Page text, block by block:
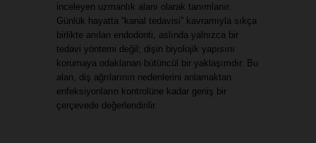
inceleyen uzmanlık alanı olarak tanımlanır.
Günlük hayatta “kanal tedavisi” kavramıyla sıkça
birlikte anılan endodonti, aslında yalnızca bir
tedavi yöntemi değil; dişin biyolojik yapısını
korumaya odaklanan bütüncül bir yaklaşımdır. Bu
alan, diş ağrılarının nedenlerini anlamaktan
enfeksiyonların kontrolüne kadar geniş bir
çerçevede değerlendirilir.